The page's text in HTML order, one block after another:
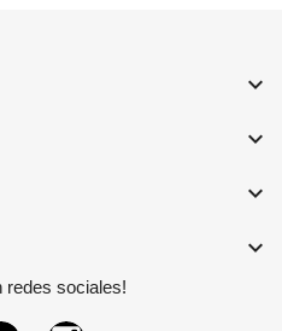




redes sociales!